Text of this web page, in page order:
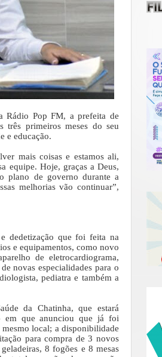
Rádio Pop FM, a prefeita de
três primeiros meses do seu
e educação.
mais coisas e estamos ali,
equipe. Hoje, graças a Deus,
plano de governo durante a
melhorias vão continuar”,
dedetização que foi feita na
e equipamentos, como novo
de eletrocardiograma,
novas especialidades para o
pediatra e também a
da Chatinha, que estará
em que anunciou que já foi
local; a disponibilidade
para compra de 3 novos
8 fogões e 8 mesas